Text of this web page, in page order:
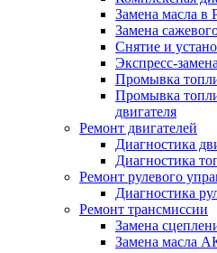
Замена масла
Замена
Снятие и
Экспресс-
Промывка
Промывка
двигателя
Ремонт двигателей
Диагностика
Диагностика
Ремонт рулевого
Диагностика
Ремонт трансмиссии
Замена
Замена масла